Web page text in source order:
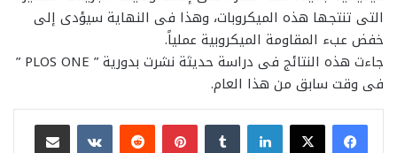
التى تنتجها هذه الميكروبات، وهذا فى النهاية سيؤدى إلى
خفض عبء المقاومة الميكروبية عملياً.
جاءت هذه النتائج فى دراسة حديثة نشرت بدورية ” PLOS ONE ”
فى وقت سابق من هذا العام.
لينكدإن بينتيريست
مشاركة عبر البريد